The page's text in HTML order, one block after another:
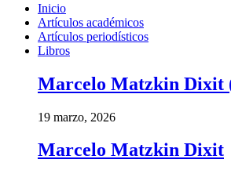
Inicio
Artículos académicos
Artículos periodísticos
Libros
Marcelo Matzkin Dixit
19 marzo, 2026
Marcelo Matzkin Dixit